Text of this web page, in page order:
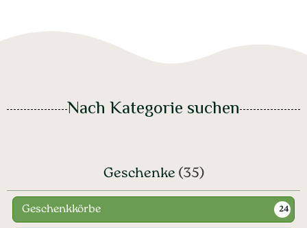
Nach Kategorie suchen
Geschenke (35)
Geschenkkörbe 24